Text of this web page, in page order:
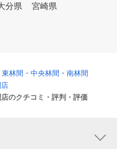
分県
宮崎県
東林間・中央林間・南林間
のクチコミ・評判・評価